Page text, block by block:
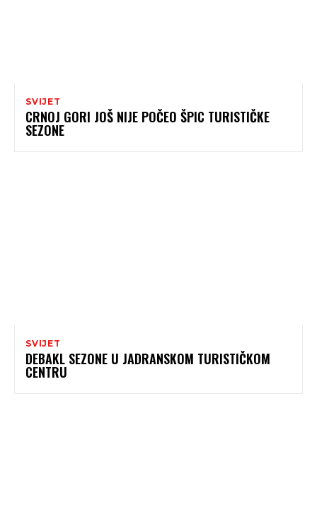
SVIJET
CRNOJ GORI JOŠ NIJE POČEO ŠPIC TURISTIČKE
SEZONE
SVIJET
DEBAKL SEZONE U JADRANSKOM TURISTIČKOM
CENTRU